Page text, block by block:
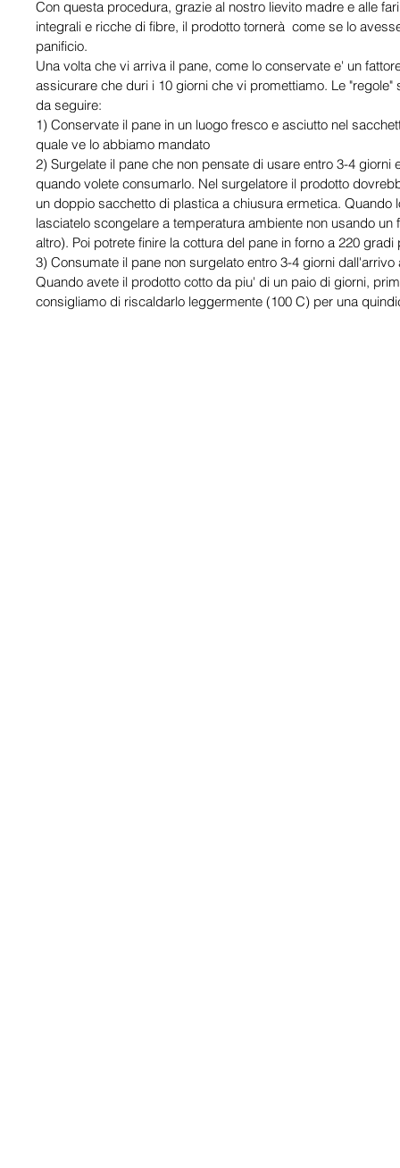
Con questa procedura, grazie al nostro lievito madre e alle
integrali e ricche di fibre, il prodotto tornerà come se lo
panificio.
Una volta che vi arriva il pane, come lo conservate e' un
assicurare che duri i 10 giorni che vi promettiamo. Le "regole"
da seguire:
1) Conservate il pane in un luogo fresco e asciutto nel
quale ve lo abbiamo mandato
2) Surgelate il pane che non pensate di usare entro 3-4 giorni
quando volete consumarlo. Nel surgelatore il prodotto
un doppio sacchetto di plastica a chiusura ermetica. Quando
lasciatelo scongelare a temperatura ambiente non usando un
altro). Poi potrete finire la cottura del pane in forno a 220 gradi
3) Consumate il pane non surgelato entro 3-4 giorni
Quando avete il prodotto cotto da piu' di un paio di giorni,
consigliamo di riscaldarlo leggermente (100 C) per una